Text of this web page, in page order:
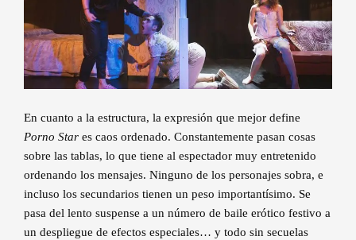
En cuanto a la estructura, la expresión que mejor define
Porno Star es caos ordenado. Constantemente pasan cosas
sobre las tablas, lo que tiene al espectador muy entretenido
ordenando los mensajes. Ninguno de los personajes sobra, e
incluso los secundarios tienen un peso importantísimo. Se
pasa del lento suspense a un número de baile erótico festivo a
un despliegue de efectos especiales… y todo sin secuelas